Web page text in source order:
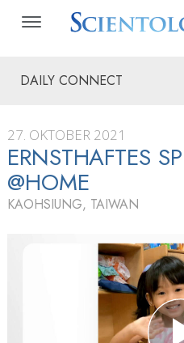
DAILY CONNECT
27. OKTOBER 2021
ERNSTHAFTES
@HOME
KAOHSIUNG, TAIWAN